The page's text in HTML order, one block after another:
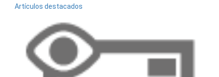
Artículos destacados